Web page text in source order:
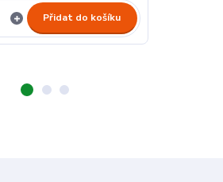
Přidat do košíku